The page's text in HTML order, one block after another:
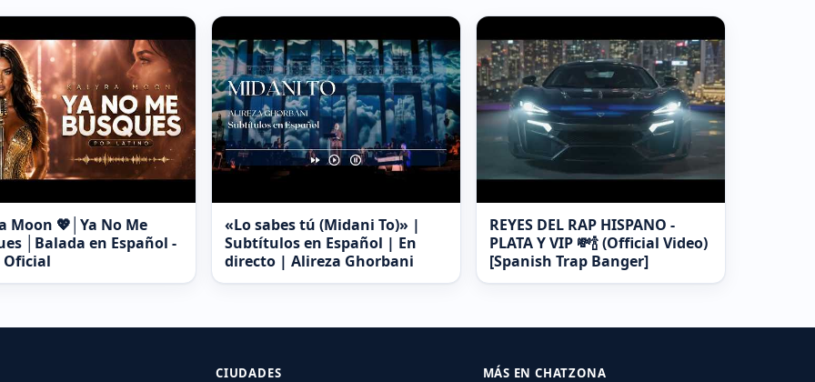
Moon 💖│Ya No Me
│Balada en Español -
Oficial
«Lo sabes tú (Midani To)» |
Subtítulos en Español | En
directo | Alireza Ghorbani
REYES DEL RAP HISPANO -
PLATA Y VIP 💸🍾 (Official Video)
[Spanish Trap Banger]
CIUDADES MÁS EN CHATZONA